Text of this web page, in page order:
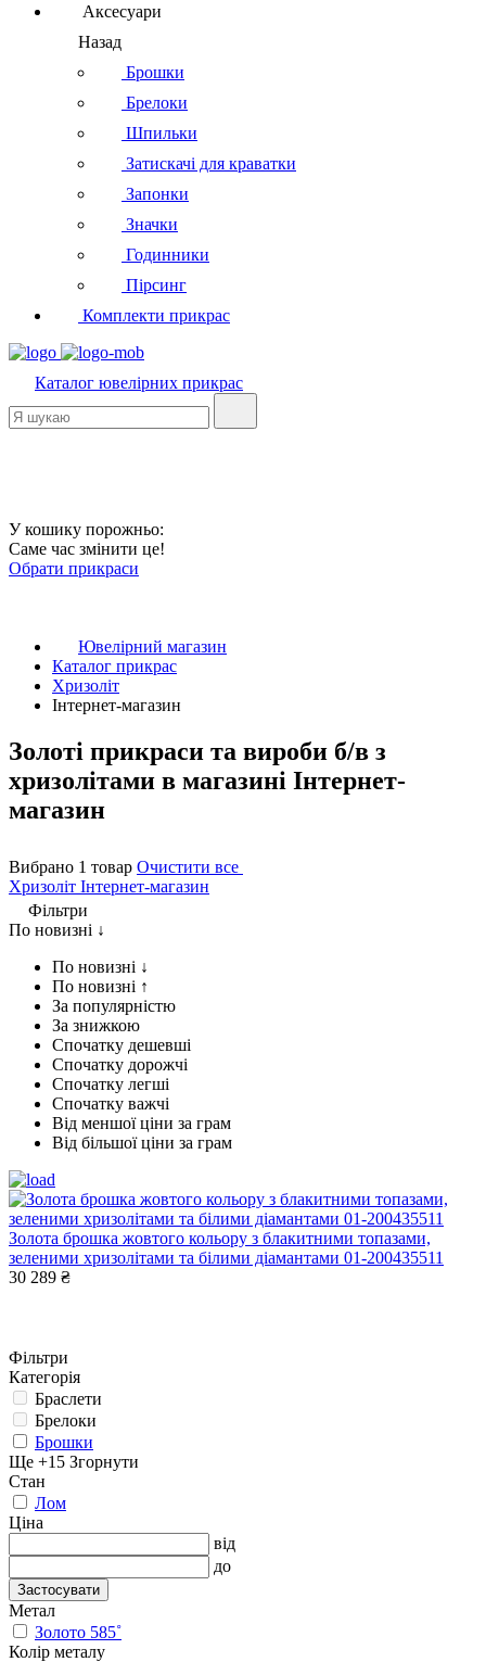
Аксесуари
Назад
Брошки
Брелоки
Шпильки
Затискачі для краватки
Запонки
Значки
Годинники
Пірсинг
Комплекти прикрас
Каталог ювелірних прикрас
У кошику порожньо:
Саме час змінити це!
Обрати прикраси
Ювелірний магазин
Каталог прикрас
Хризоліт
Інтернет-магазин
Золоті прикраси та вироби б/в з
хризолітами в магазині Інтернет-
магазин
Вибрано 1 товар Очистити все
Хризоліт Інтернет-магазин
Фільтри
По новизні ↓
По новизні ↓
По новизні ↑
За популярністю
За знижкою
Спочатку дешевші
Спочатку дорожчі
Спочатку легші
Спочатку важчі
Від меншої ціни за грам
Від більшої ціни за грам
Золота брошка жовтого кольору з блакитними топазами,
зеленими хризолітами та білими діамантами 01-200435511
30 289 ₴
Фільтри
Категорія
Браслети
Брелоки
Брошки
Ще +15 Згорнути
Стан
Лом
Ціна
від
до
Застосувати
Метал
Золото 585˚
Колір металу